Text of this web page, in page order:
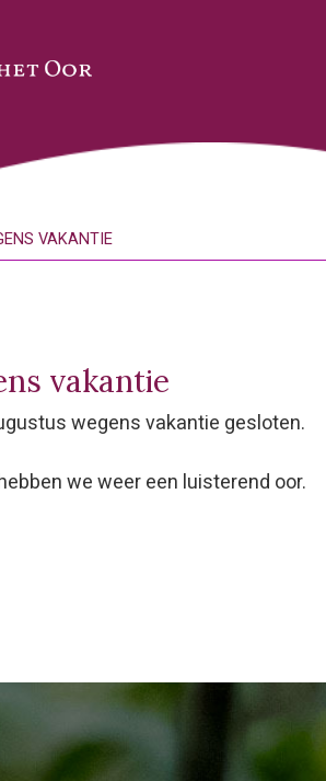
VAKANTIE
vakantie
wegens vakantie gesloten.
we weer een luisterend oor.